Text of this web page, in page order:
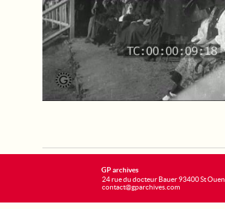
GP archives
24 rue du docteur Bauer 93400 St Ouen
contact@gparchives.com